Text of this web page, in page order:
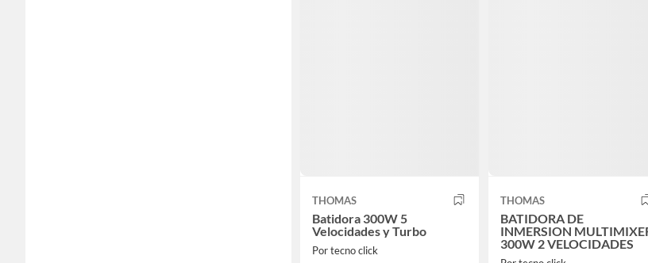
THOMAS
Batidora 300W 5
Velocidades y Turbo
Por tecno click
THOMAS
BATIDORA DE
INMERSION
300W 2 VELOCIDADES